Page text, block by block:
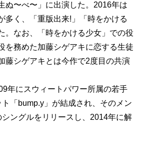
ぬ〜べ〜」に出演した。2016年は
多く、「重版出来!」「時をかける
。なお、「時をかける少女」での役
を務めた加藤シゲアキに恋する生徒
藤シゲアキとは今作で2度目の共演
年にスウィートパワー所属の若手
「bump.y」が結成され、そのメン
ングルをリリースし、2014年に解